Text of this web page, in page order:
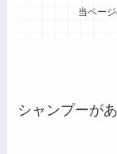
当ペー
シャンプーが